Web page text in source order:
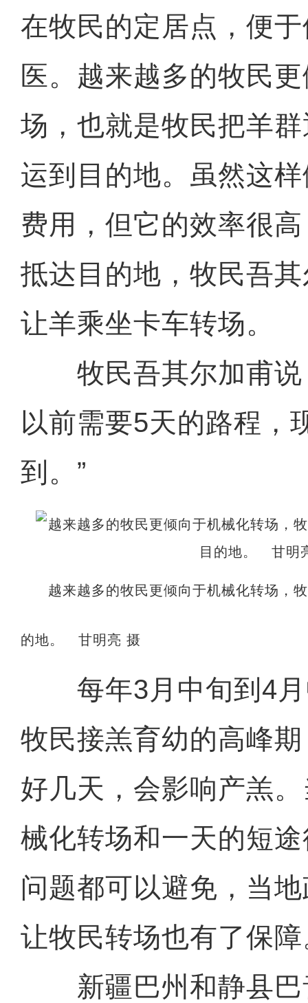
在牧民的定居点，便
医。越来越多的牧民
场，也就是牧民把羊
运到目的地。虽然这
费用，但它的效率很
抵达目的地，牧民吾
让羊乘坐卡车转场。
牧民吾其尔加甫说
以前需要5天的路程，
到。”
越来越多的牧民更倾向于机械化转场，
的地。 甘明亮 摄
每年3月中旬到4月
牧民接羔育幼的高峰
好几天，会影响产羔
械化转场和一天的短
问题都可以避免，当
让牧民转场也有了保
新疆巴州和静县巴